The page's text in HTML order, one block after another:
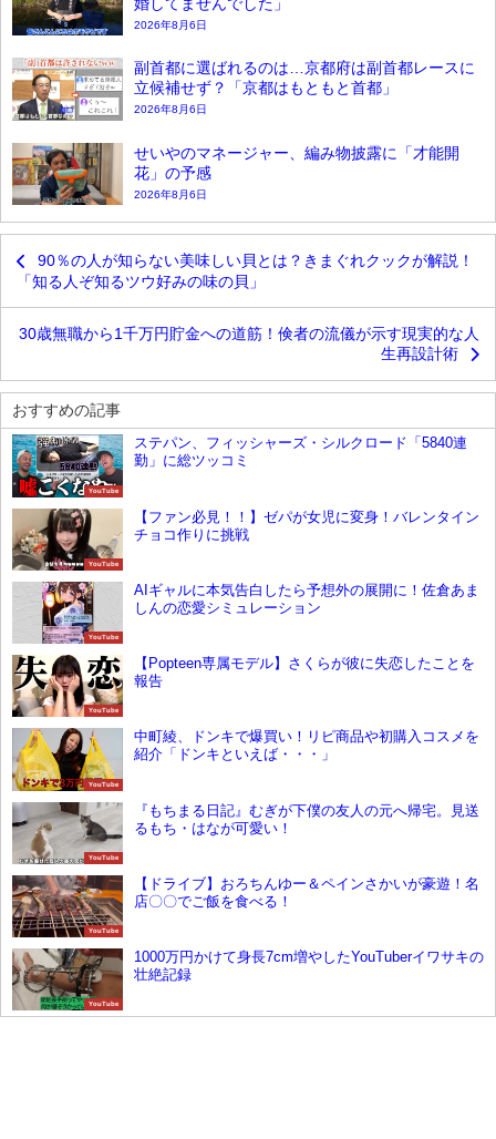
2026年8月6日
副首都に選ばれるのは…京都府は副首都レースに
立候補せず？「京都はもともと首都」
2026年8月6日
せいやのマネージャー、編み物披露に「才能開
花」の予感
2026年8月6日
90％の人が知らない美味しい貝とは？きまぐれクックが解説！
「知る人ぞ知るツウ好みの味の貝」
30歳無職から1千万円貯金への道筋！倹者の流儀が示す現実的な人
生再設計術
おすすめの記事
YouTube
ステパン、フィッシャーズ・シルクロード「5840連
勤」に総ツッコミ
YouTube
【ファン必見！！】ゼパが女児に変身！バレンタイン
チョコ作りに挑戦
YouTube
AIギャルに本気告白したら予想外の展開に！佐倉あま
しんの恋愛シミュレーション
YouTube
【Popteen専属モデル】さくらが彼に失恋したことを
報告
YouTube
中町綾、ドンキで爆買い！リピ商品や初購入コスメを
紹介「ドンキといえば・・・」
YouTube
『もちまる日記』むぎが下僕の友人の元へ帰宅。見送
るもち・はなが可愛い！
YouTube
【ドライブ】おろちんゆー＆ペインさかいが豪遊！名
店〇〇でご飯を食べる！
YouTube
1000万円かけて身長7cm増やしたYouTuberイワサキの
壮絶記録